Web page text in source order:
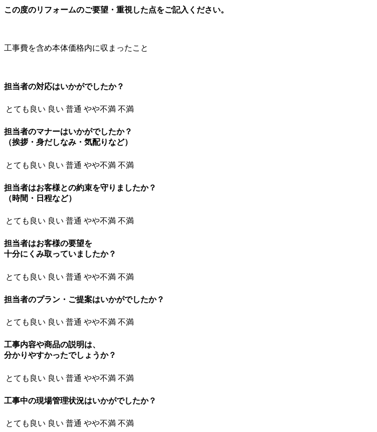
この度のリフォームのご要望・重視した点をご記入ください。
工事費を含め本体価格内に収まったこと
担当者の対応はいかがでしたか？
とても良い 良い 普通 やや不満 不満
担当者のマナーはいかがでしたか？
（挨拶・身だしなみ・気配りなど）
とても良い 良い 普通 やや不満 不満
担当者はお客様との約束を守りましたか？
（時間・日程など）
とても良い 良い 普通 やや不満 不満
担当者はお客様の要望を
十分にくみ取っていましたか？
とても良い 良い 普通 やや不満 不満
担当者のプラン・ご提案はいかがでしたか？
とても良い 良い 普通 やや不満 不満
工事内容や商品の説明は、
分かりやすかったでしょうか？
とても良い 良い 普通 やや不満 不満
工事中の現場管理状況はいかがでしたか？
とても良い 良い 普通 やや不満 不満